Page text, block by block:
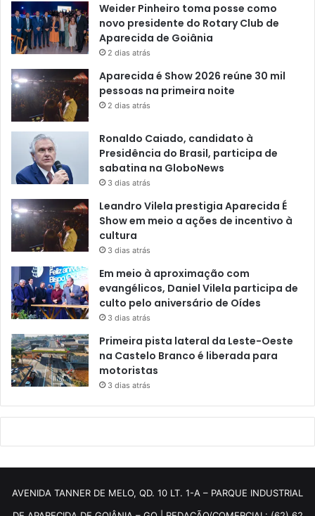
Weider Pinheiro toma posse como
novo presidente do Rotary Club de
Aparecida de Goiânia
2 dias atrás
Aparecida é Show 2026 reúne 30 mil
pessoas na primeira noite
2 dias atrás
Ronaldo Caiado, candidato à
Presidência do Brasil, participa de
sabatina na GloboNews
3 dias atrás
Leandro Vilela prestigia Aparecida É
Show em meio a ações de incentivo à
cultura
3 dias atrás
Em meio à aproximação com
evangélicos, Daniel Vilela participa de
culto pelo aniversário de Oídes
3 dias atrás
Primeira pista lateral da Leste-Oeste
na Castelo Branco é liberada para
motoristas
3 dias atrás
AVENIDA TANNER DE MELO, QD. 10 LT. 1-A – PARQUE INDUSTRIAL